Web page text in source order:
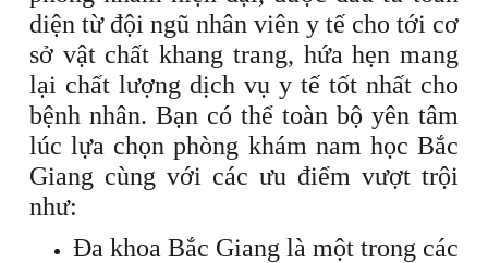
diện từ đội ngũ nhân viên y tế cho tới cơ
sở vật chất khang trang, hứa hẹn mang
lại chất lượng dịch vụ y tế tốt nhất cho
bệnh nhân. Bạn có thể toàn bộ yên tâm
lúc lựa chọn phòng khám nam học Bắc
Giang cùng với các ưu điểm vượt trội
như:
Đa khoa Bắc Giang là một trong các